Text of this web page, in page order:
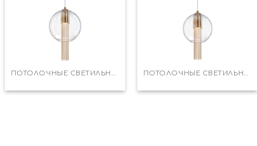
ПОТОЛОЧНЫЕ СВЕТИЛЬНИКИ ПОТОЛОЧНЫЕ СВЕТИЛЬНИКИ